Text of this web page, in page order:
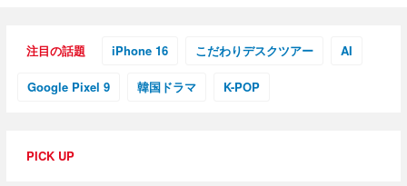
注目の話題 iPhone 16 こだわりデスクツアー AI
Google Pixel 9 韓国ドラマ K-POP
PICK UP